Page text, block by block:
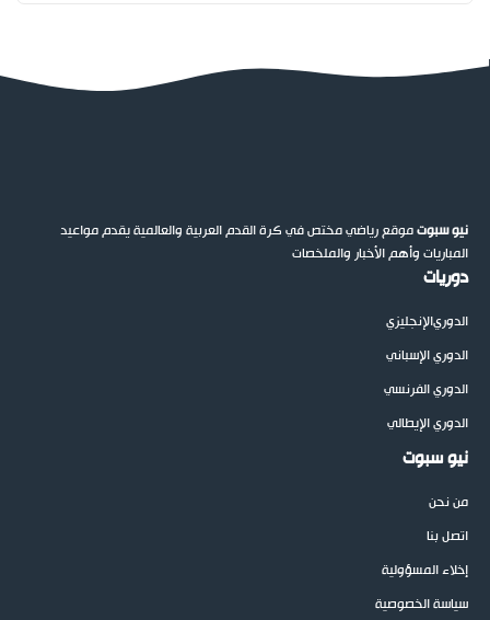
نيو سبوتموقع رياضي مختص في كرة القدم العربية والعالمية يقدم مواعيد
المباريات وأهم الأخبار والملخصات
دوريات
الدوريالإنجليزي
الدوري الإسباني
الدوري الفرنسي
الدوري الإيطالي
نيو سبوت
من نحن
اتصل بنا
إخلاء المسؤولية
سياسة الخصوصية